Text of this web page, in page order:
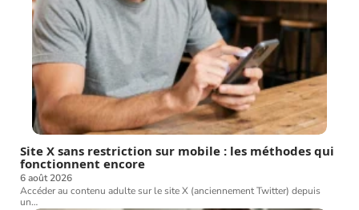
Site X sans restriction sur mobile : les méthodes qui
fonctionnent encore
6 août 2026
Accéder au contenu adulte sur le site X (anciennement Twitter) depuis
un…